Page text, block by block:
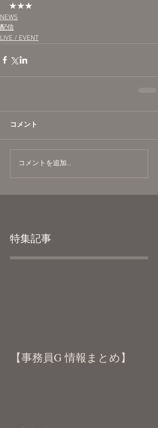
★★★
NEWS
配信
LIVE / EVENT
コメント
コメントを追加…
特集記事
【事務員G 情報まとめ】